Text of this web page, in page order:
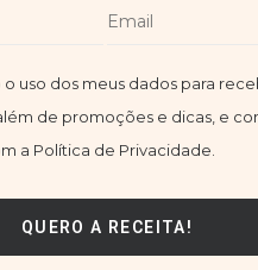
uso dos meus dados para
de promoções e dicas, e
a Política de Privacidade.